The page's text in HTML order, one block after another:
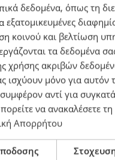
– Τι ισχύει σε
δεδομένα, όπως τη
εξατομικευμένες
κοινού και βελτίωση
τα δεδομένα
χρήσης ακριβών
ισχύουν μόνο για
αντί για
να ανακαλέσετε
Απορρήτου